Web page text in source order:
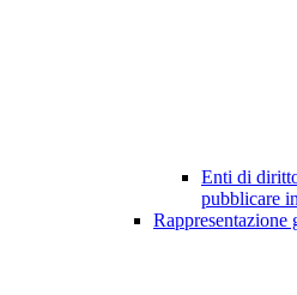
Enti di
pubblicare
Rappresentazione